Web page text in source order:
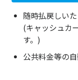
随時払戻しいた
(キャッシュカ
す。)
公共料金等の